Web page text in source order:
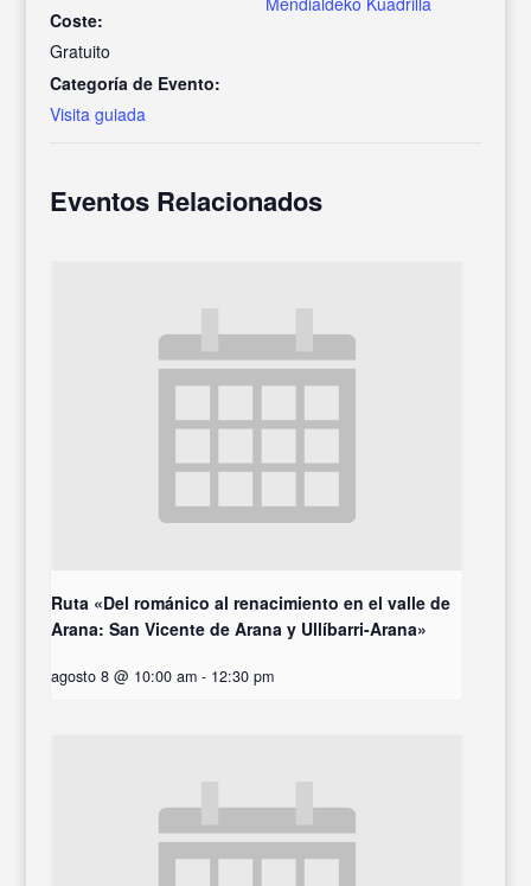
Coste:
Gratuito
Categoría de Evento:
Visita guiada
Eventos Relacionados
Ruta «Del románico al renacimiento en el valle de
Arana: San Vicente de Arana y Ullíbarri-Arana»
agosto 8 @ 10:00 am - 12:30 pm